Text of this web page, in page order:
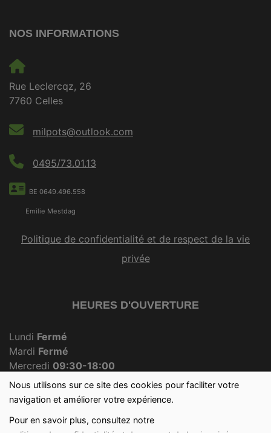
Nous utilisons sur ce site des cookies pour faciliter votre
navigation et améliorer votre expérience.
Pour en savoir plus, consultez notre
NOS INFORMATIONS
Rue Leclercqz, 26
7760 Celles
milpots@outlook.com
0495/73.01.13
BE 0649.496.558
Emilie Mestdag
Politique de confidentialité et de respect de la vie
privée
HEURES D'OUVERTURE
Lundi Fermé
Mardi Fermé
Mercredi 09:30-18:00
JeudiFermé
Vendredi 09:30-18:00
Dimanche09:30-12:00